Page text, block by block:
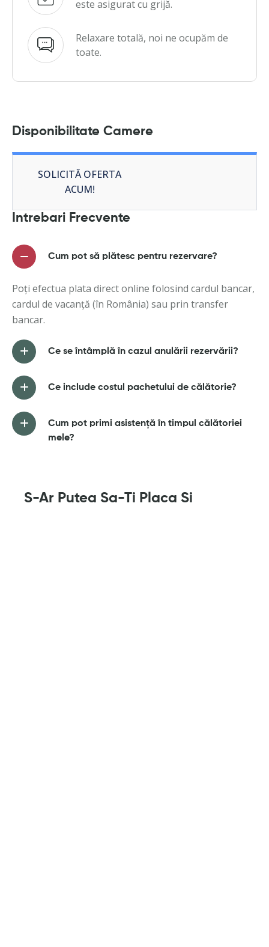
este asigurat cu grijă.
Relaxare totală, noi ne ocupăm de
toate.
Disponibilitate Camere
SOLICITĂ OFERTA
ACUM!
Intrebari Frecvente
Cum pot să plătesc pentru rezervare?
Poți efectua plata direct online folosind cardul bancar,
cardul de vacanță (în România) sau prin transfer
bancar.
Ce se întâmplă în cazul anulării rezervării?
Ce include costul pachetului de călătorie?
Cum pot primi asistență în timpul călătoriei
mele?
S-Ar Putea Sa-Ti Placa Si